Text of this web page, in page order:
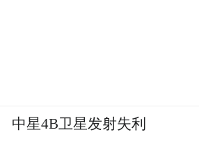
中星4B卫星发射失利